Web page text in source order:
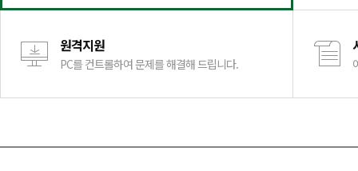
원격지원
PC를 컨트롤하여 문제를 해결해 드립니다.